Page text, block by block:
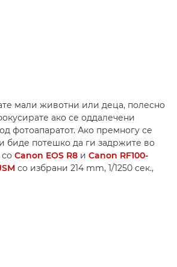
мали животни или деца, полесно
ако се оддалечени
фотоапаратот. Ако премногу се
биде потешко да ги задржите во
Canon EOS R8 и Canon RF100-
со избрани 214 mm, 1/1250 сек.,